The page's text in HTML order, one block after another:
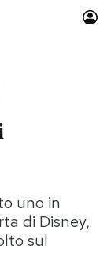
uno in
di Disney,
sul